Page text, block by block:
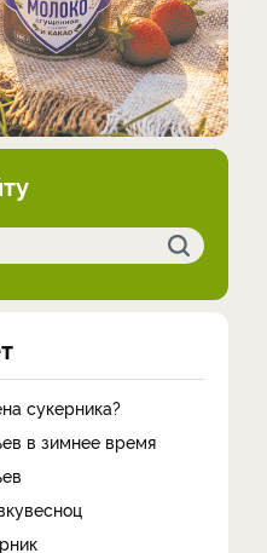
сукерника?
в зимнее время